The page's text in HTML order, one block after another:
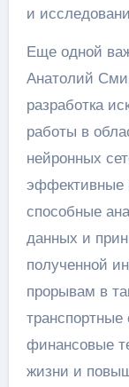
и
Еще одной
Анатолий
разработка
работы в
нейронных
эффективные
способные
данных и
полученной
прорывам в
финансовые
жизни и